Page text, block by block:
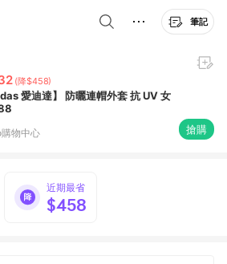
筆記
(降$458)
愛迪達】 防曬連帽外套 抗 UV 女
物中心 搶購
近期最省
$458